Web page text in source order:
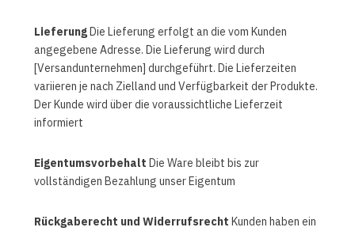
LieferungDie Lieferung erfolgt an die vom Kunden
angegebene Adresse. Die Lieferung wird durch
[Versandunternehmen] durchgeführt. Die Lieferzeiten
variieren je nach Zielland und Verfügbarkeit der Produkte.
Der Kunde wird über die voraussichtliche Lieferzeit
informiert
EigentumsvorbehaltDie Ware bleibt bis zur
vollständigen Bezahlung unser Eigentum
Rückgaberecht und WiderrufsrechtKunden haben ein